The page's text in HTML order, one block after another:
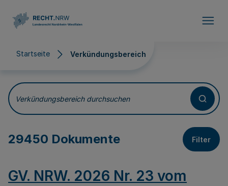
Startseite Verkündungsbereich
Verkündungsbereich
Verkündungsbereich durchsuchen
29450 Dokumente Filter
GV. NRW. 2026 Nr. 23 vom